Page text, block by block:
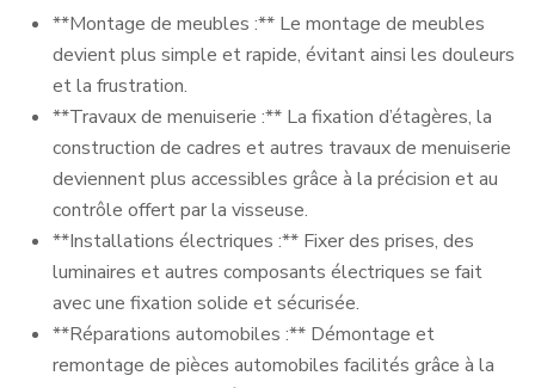
**Montage de meubles :** Le montage de meubles
devient plus simple et rapide, évitant ainsi les douleurs
et la frustration.
**Travaux de menuiserie :** La fixation d’étagères, la
construction de cadres et autres travaux de menuiserie
deviennent plus accessibles grâce à la précision et au
contrôle offert par la visseuse.
**Installations électriques :** Fixer des prises, des
luminaires et autres composants électriques se fait
avec une fixation solide et sécurisée.
**Réparations automobiles :** Démontage et
remontage de pièces automobiles facilités grâce à la